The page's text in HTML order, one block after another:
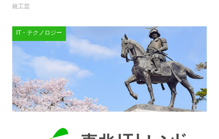
統工芸
IT・テクノロジー